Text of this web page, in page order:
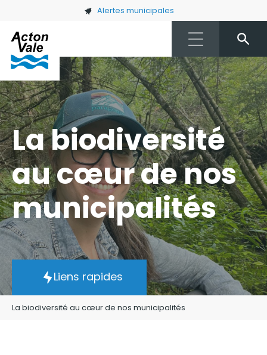
Skip to main content Alertes municipales
La biodiversité
au cœur de nos
municipalités
Liens rapides
La biodiversité au cœur de nos municipalités